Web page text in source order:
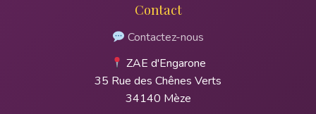
Contact
Contactez-nous
ZAE d'Engarone
35 Rue des Chênes Verts
34140 Mèze